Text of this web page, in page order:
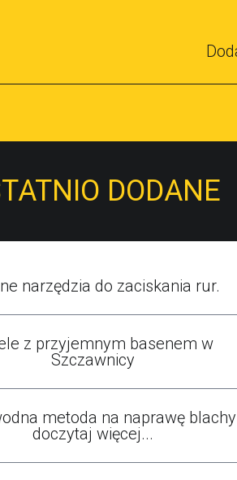
DODANE
narzędzia do zaciskania rur.
z przyjemnym basenem w
Szczawnicy
metoda na naprawę blachy
doczytaj więcej...